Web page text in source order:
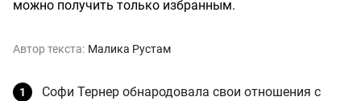
можно получить только избранным.
Автор текста: Малика Рустам
Софи Тернер обнародовала свои отношения с